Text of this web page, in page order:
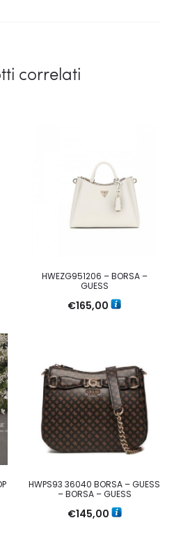
correlati
HWEZG951206 – BORSA –
GUESS
€165,00
HWPS93 36040 BORSA – GUESS
– BORSA – GUESS
€145,00